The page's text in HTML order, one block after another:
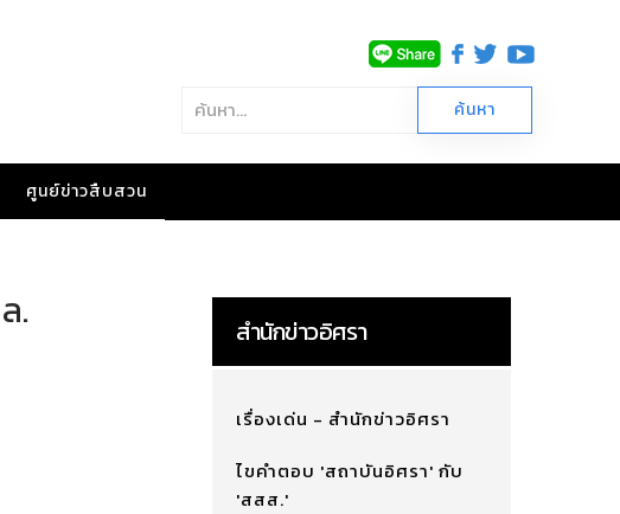
ศูนย์ข่าวสืบสวน
. สำนักข่าวอิศรา
เรื่องเด่น - สำนักข่าวอิศรา
ไขคำตอบ 'สถาบันอิศรา' กับ
'สสส.'